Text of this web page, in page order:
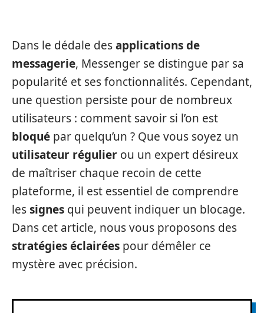
Dans le dédale desapplications de
messagerie, Messenger se distingue par sa
popularité et ses fonctionnalités. Cependant,
une question persiste pour de nombreux
utilisateurs : comment savoir si l’on est
bloqué par quelqu’un ? Que vous soyez un
utilisateur régulier ou un expert désireux
de maîtriser chaque recoin de cette
plateforme, il est essentiel de comprendre
lessignes qui peuvent indiquer un blocage.
Dans cet article, nous vous proposons des
stratégies éclairées pour démêler ce
mystère avec précision.